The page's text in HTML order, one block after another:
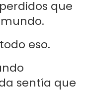
que
eso.
sentía que